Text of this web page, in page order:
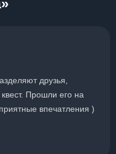
друзья,
Прошли его на
впечатления )